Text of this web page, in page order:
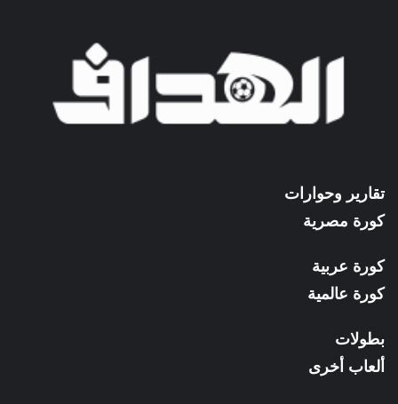
تقارير وحوارات
كورة مصرية
كورة عربية
كورة عالمية
بطولات
ألعاب أخرى